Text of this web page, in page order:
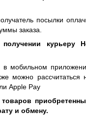
посылки
заказа.
курьеру
в мобильном
можно рассчитаться
Apple Pay
товаров
и обмену.